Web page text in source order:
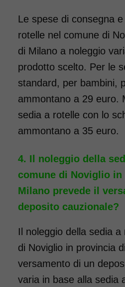
maggiori
COSTO
da
SCHEDA
Noleggio
pieghevole ad
- con
Seduta 55
Le spese di consegna
rotelle nel comune di
di Milano a noleggio
prodotto scelto. Per le
standard, per bambini,
ammontano a 29 euro.
sedia a rotelle con lo
ammontano a 35 euro.
Il noleggio della
comune di Noviglio
Milano prevede il
deposito cauzionale?
Il noleggio della sedia
di Noviglio in provincia
versamento di un
varia in base alla sedia